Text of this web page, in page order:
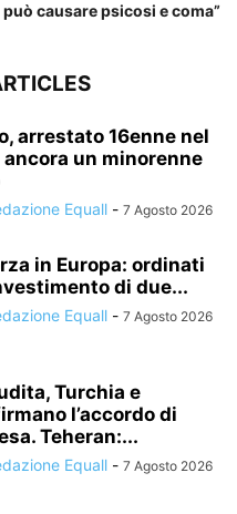
può causare psicosi e coma”
arrestato 16enne nel
ancora un minorenne
Equall - 7 Agosto 2026
in Europa: ordinati
di due...
Equall - 7 Agosto 2026
Turchia e
l’accordo di
Teheran:...
Equall - 7 Agosto 2026